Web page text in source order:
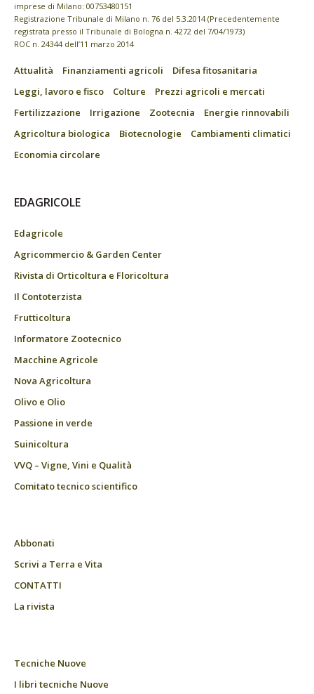
imprese di Milano: 00753480151
Registrazione Tribunale di Milano n. 76 del 5.3.2014 (Precedentemente
registrata presso il Tribunale di Bologna n. 4272 del 7/04/1973)
ROC n. 24344 dell’11 marzo 2014
Attualità Finanziamenti agricoli
Difesa fitosanitaria
Leggi, lavoro e fisco
Colture
Prezzi agricoli e mercati
Fertilizzazione
Irrigazione Zootecnia
Energie rinnovabili
Agricoltura biologica
Biotecnologie
Cambiamenti climatici
Economia circolare
EDAGRICOLE
Edagricole
Agricommercio & Garden Center
Rivista di Orticoltura e Floricoltura
Il Contoterzista
Frutticoltura
Informatore Zootecnico
Macchine Agricole
Nova Agricoltura
Olivo e Olio
Passione in verde
Suinicoltura
VVQ – Vigne, Vini e Qualità
Comitato tecnico scientifico
Abbonati
Scrivi a Terra e Vita
CONTATTI
La rivista
Tecniche Nuove
I libri tecniche Nuove